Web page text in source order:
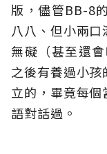
版，儘管BB-8
八八、但小兩
無礙（甚至還
之後有養過小
立的，畢竟每
語對話過。